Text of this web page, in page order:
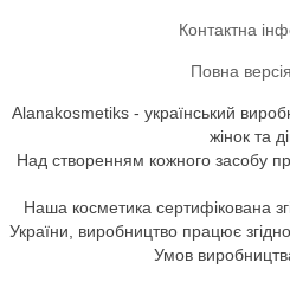
Контактна
Повна
Alanakosmetiks - український
жінок та
Над створенням кожного засобу
Наша косметика сертифікована
України, виробництво працює
Умов